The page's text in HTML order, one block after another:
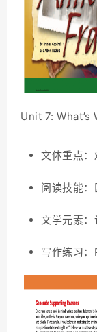
Unit 7: What’s
文体重点
阅读技能
文学元素
写作练习